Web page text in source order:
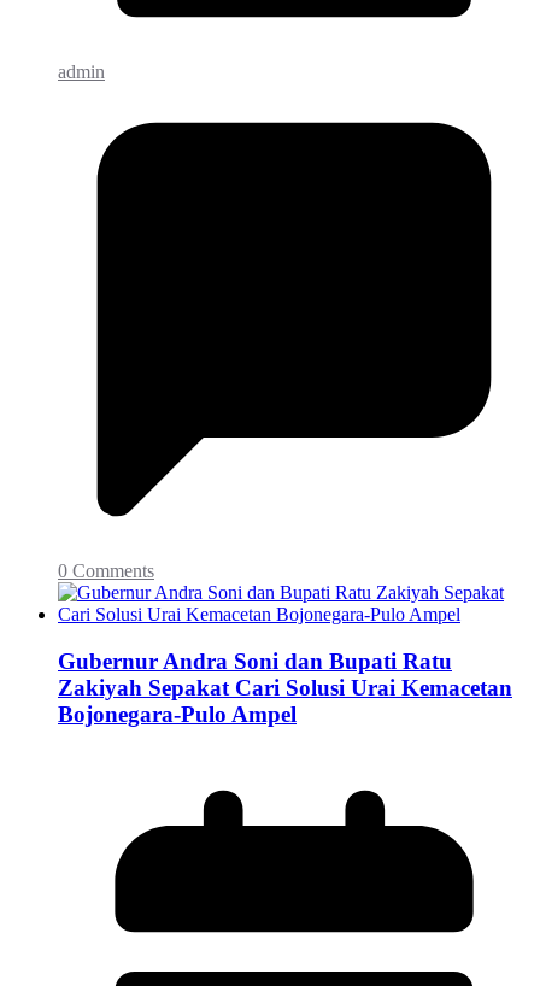
admin
0 Comments
Gubernur Andra Soni dan Bupati Ratu
Zakiyah Sepakat Cari Solusi Urai Kemacetan
Bojonegara-Pulo Ampel